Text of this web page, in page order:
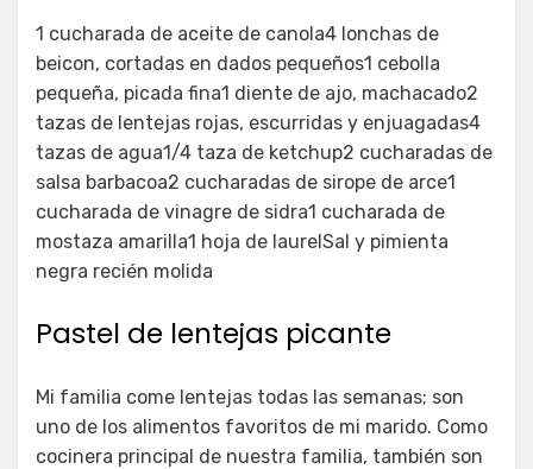
1 cucharada de aceite de canola4 lonchas de
beicon, cortadas en dados pequeños1 cebolla
pequeña, picada fina1 diente de ajo, machacado2
tazas de lentejas rojas, escurridas y enjuagadas4
tazas de agua1/4 taza de ketchup2 cucharadas de
salsa barbacoa2 cucharadas de sirope de arce1
cucharada de vinagre de sidra1 cucharada de
mostaza amarilla1 hoja de laurelSal y pimienta
negra recién molida
Pastel de lentejas picante
Mi familia come lentejas todas las semanas; son
uno de los alimentos favoritos de mi marido. Como
cocinera principal de nuestra familia, también son